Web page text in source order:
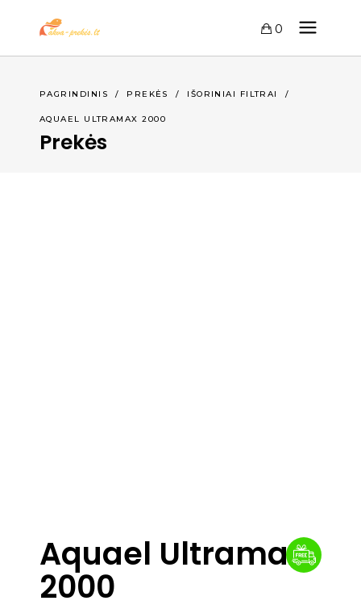
0
PAGRINDINIS / PREKĖS / IŠORINIAI FILTRAI /
AQUAEL ULTRAMAX 2000
Prekės
Aquael Ultramax
2000